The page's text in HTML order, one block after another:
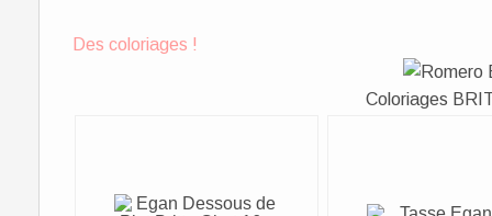
Des coloriages !
Coloriages